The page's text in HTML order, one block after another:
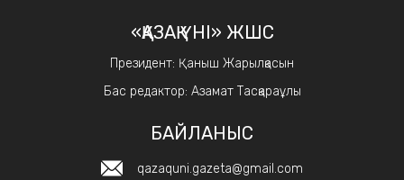
«ҚАЗАҚ ҮНІ» ЖШС
Президент: Қаныш Жарылқасын
Бас редактор: Азамат Тасқараұлы
БАЙЛАНЫС
qazaquni.gazeta@gmail.com